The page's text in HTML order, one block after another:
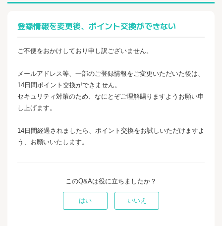
登録情報を変更後、ポイント交換ができない
ご不便をおかけしており申し訳ございません。
メールアドレス等、一部のご登録情報をご変更いただいた後は、
14日間ポイント交換ができません。
セキュリティ対策のため、なにとぞご理解賜りますようお願い申
し上げます。
14日間経過されましたら、ポイント交換をお試しいただけますよ
う、お願いいたします。
このQ&Aは役に立ちましたか？
はい いいえ